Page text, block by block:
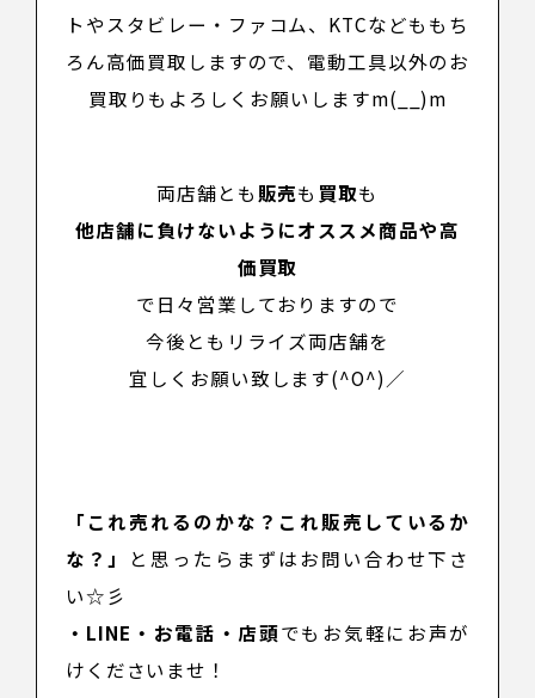
トやスタビレー・ファコム、KTCなどももち
ろん高価買取しますので、電動工具以外のお
買取りもよろしくお願いしますm(__)m
両店舗とも 販売も 買取も
他店舗に負けないようにオススメ商品や高
価買取
で日々営業しておりますので
今後ともリライズ両店舗を
宜しくお願い致します(^O^)／
「これ売れるのかな？これ販売しているか
な？」
と思ったらまずはお問い合わせ下さ
い☆彡
・LINE・お電話・店頭でもお気軽にお声が
けくださいませ！